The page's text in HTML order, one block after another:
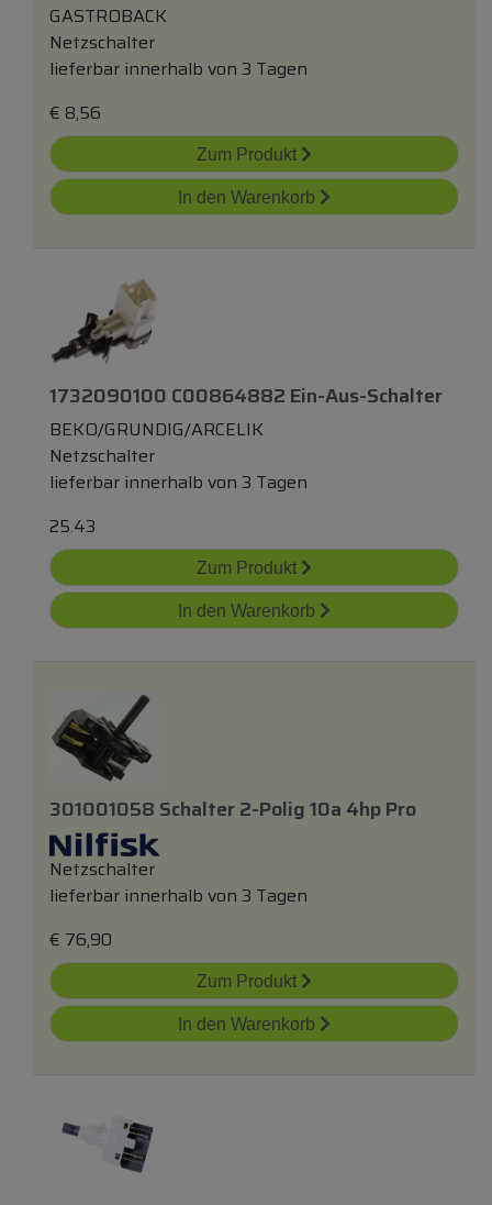
GASTROBACK
Netzschalter
lieferbar innerhalb von 3 Tagen
€ 8,56
Zum Produkt
In den Warenkorb
1732090100 C00864882 Ein-Aus-Schalter
BEKO/GRUNDIG/ARCELIK
Netzschalter
lieferbar innerhalb von 3 Tagen
25.43
Zum Produkt
In den Warenkorb
301001058 Schalter 2-Polig 10a 4hp Pro
Netzschalter
lieferbar innerhalb von 3 Tagen
€ 76,90
Zum Produkt
In den Warenkorb